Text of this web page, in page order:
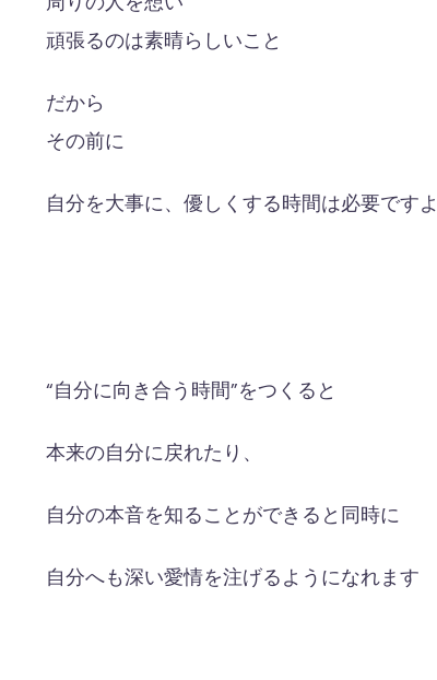
頑張るのは素晴らしいこと
だから
その前に
自分を大事に、優しくする時間は必要ですよ
“自分に向き合う時間”をつくると
本来の自分に戻れたり、
自分の本音を知ることができると同時に
自分へも深い愛情を注げるようになれます